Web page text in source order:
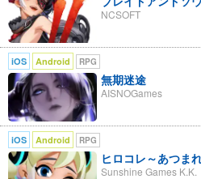
NCSOFT
iOS Android RPG
無期迷途
AISNOGames
iOS Android RPG
ヒロコレ～あつま
Sunshine Games K.K.